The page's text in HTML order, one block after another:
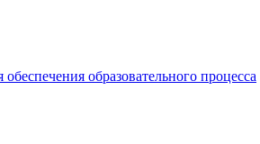
образовательного процесса